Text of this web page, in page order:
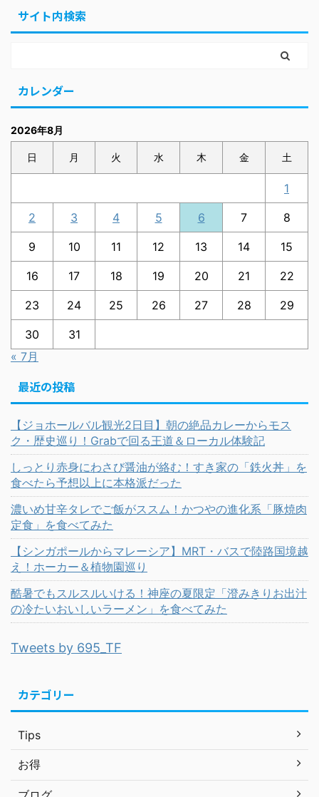
サイト内検索
カレンダー
2026年8月
日 月 火 水 木 金 土
1
2 3 4 5 6 7 8
9 10 11 12 13 14 15
16 17 18 19 20 21 22
23 24 25 26 27 28 29
30
31
« 7月
最近の投稿
【ジョホールバル観光2日目】朝の絶品カレーからモス
ク・歴史巡り！Grabで回る王道＆ローカル体験記
しっとり赤身にわさび醤油が絡む！すき家の「鉄火丼」を
食べたら予想以上に本格派だった
濃いめ甘辛タレでご飯がススム！かつやの進化系「豚焼肉
定食」を食べてみた
【シンガポールからマレーシア】MRT・バスで陸路国境越
え！ホーカー＆植物園巡り
酷暑でもスルスルいける！神座の夏限定「澄みきりお出汁
の冷たいおいしいラーメン」を食べてみた
Tweets by 695_TF
カテゴリー
Tips
お得